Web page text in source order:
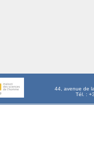
44, avenue de
Tél. :